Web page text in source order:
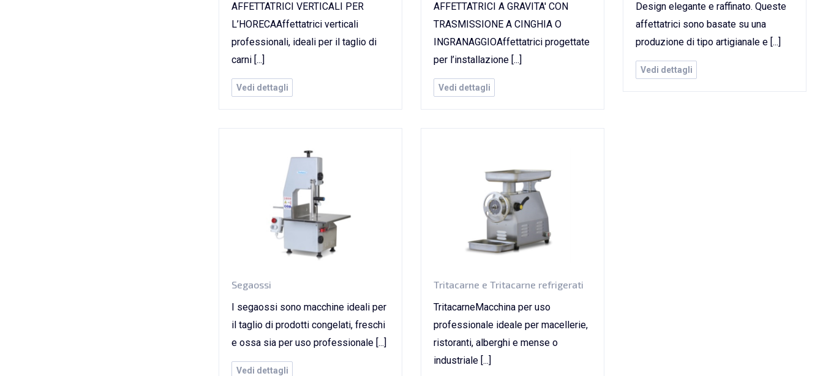
AFFETTATRICI VERTICALI PER
L’HORECAAffettatrici verticali
professionali, ideali per il taglio di
carni [...]
Vedi dettagli
AFFETTATRICI A GRAVITA' CON
TRASMISSIONE A CINGHIA O
INGRANAGGIOAffettatrici progettate
per l’installazione [...]
Vedi dettagli
Design elegante e raffinato. Queste
affettatrici sono basate su una
produzione di tipo artigianale e [...]
Vedi dettagli
Segaossi
I segaossi sono macchine ideali per
il taglio di prodotti congelati, freschi
e ossa sia per uso professionale [...]
Vedi dettagli
Tritacarne e Tritacarne refrigerati
TritacarneMacchina per uso
professionale ideale per macellerie,
ristoranti, alberghi e mense o
industriale [...]